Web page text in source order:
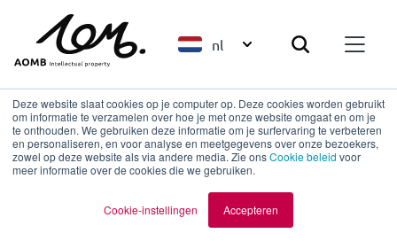
Deze website slaat cookies op je computer op. Deze cookies worden gebruikt
om informatie te verzamelen over hoe je met onze website omgaat en om je
te onthouden. We gebruiken deze informatie om je surfervaring te verbeteren
en personaliseren, en voor analyse en meetgegevens over onze bezoekers,
zowel op deze website als via andere media. Zie onsCookie beleid voor
meer informatie over de cookies die we gebruiken.
Cookie-instellingen Accepteren
nl
Terug naar overzicht
Hoe wordt mijn